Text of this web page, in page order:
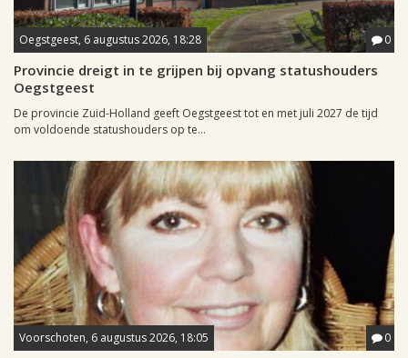
Oegstgeest, 6 augustus 2026, 18:28 0
Provincie dreigt in te grijpen bij opvang statushouders
Oegstgeest
De provincie Zuid-Holland geeft Oegstgeest tot en met juli 2027 de tijd
om voldoende statushouders op te...
Voorschoten, 6 augustus 2026, 18:05 0